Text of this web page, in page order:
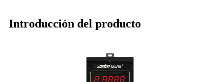
Introducción del producto